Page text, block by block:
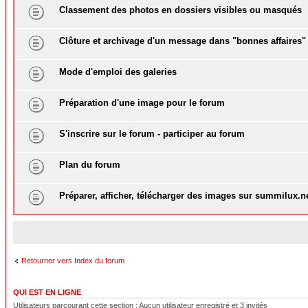
Classement des photos en dossiers visibles ou masqués
Clôture et archivage d'un message dans "bonnes affaires"
Mode d'emploi des galeries
Préparation d'une image pour le forum
S'inscrire sur le forum - participer au forum
Plan du forum
Préparer, afficher, télécharger des images sur
Retourner vers Index du forum
QUI EST EN LIGNE
Utilisateurs parcourant cette section : Aucun utilisateur enregistré et 3 invités